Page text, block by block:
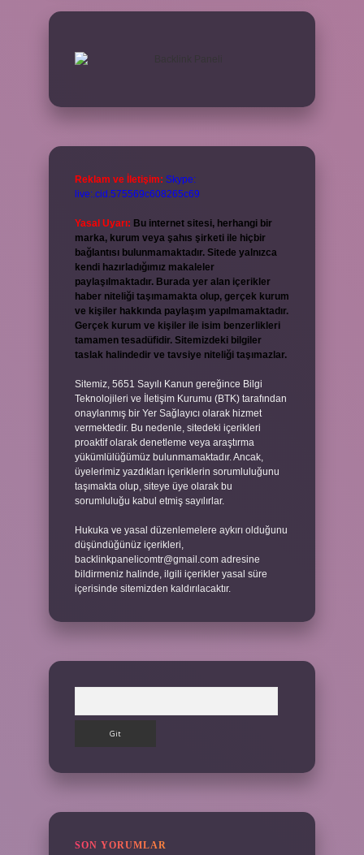
Reklam ve İletişim: Skype:
live:.cid.575569c608265c69
Yasal Uyarı: Bu internet sitesi, herhangi bir
marka, kurum veya şahıs şirketi ile hiçbir
bağlantısı bulunmamaktadır. Sitede yalnızca
kendi hazırladığımız makaleler
paylaşılmaktadır. Burada yer alan içerikler
haber niteliği taşımamakta olup, gerçek kurum
ve kişiler hakkında paylaşım yapılmamaktadır.
Gerçek kurum ve kişiler ile isim benzerlikleri
tamamen tesadüfidir. Sitemizdeki bilgiler
taslak halindedir ve tavsiye niteliği taşımazlar.
Sitemiz, 5651 Sayılı Kanun gereğince Bilgi
Teknolojileri ve İletişim Kurumu (BTK) tarafından
onaylanmış bir Yer Sağlayıcı olarak hizmet
vermektedir. Bu nedenle, sitedeki içerikleri
proaktif olarak denetleme veya araştırma
yükümlülüğümüz bulunmamaktadır. Ancak,
üyelerimiz yazdıkları içeriklerin sorumluluğunu
taşımakta olup, siteye üye olarak bu
sorumluluğu kabul etmiş sayılırlar.
Hukuka ve yasal düzenlemelere aykırı olduğunu
düşündüğünüz içerikleri,
backlinkpanelicomtr@gmail.com adresine
bildirmeniz halinde, ilgili içerikler yasal süre
içerisinde sitemizden kaldırılacaktır.
SON YORUMLAR